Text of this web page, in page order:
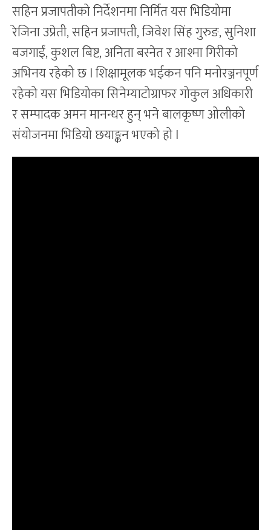
सहिन प्रजापतीको निर्देशनमा निर्मित यस भिडियोमा
रेजिना उप्रेती, सहिन प्रजापती, जिवेश सिंह गुरुङ, सुनिशा
बजगाईं, कुशल बिष्ट, अनिता बस्नेत र आश्मा गिरीको
अभिनय रहेको छ l शिक्षामूलक भईकन पनि मनोरञ्जनपूर्ण
रहेको यस भिडियोका सिनेम्याटोग्राफर गोकुल अधिकारी
र सम्पादक अमन मानन्धर हुन् भने बालकृष्ण ओलीको
संयोजनमा भिडियो छयाङ्कन भएको हो l